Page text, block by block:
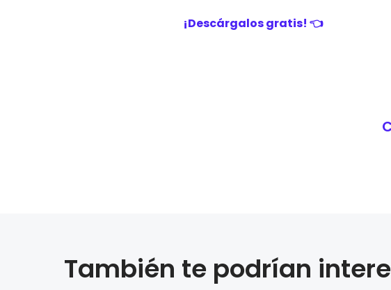
¡Descárgalos gratis! 👈
También te podrían